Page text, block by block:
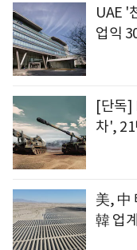
UAE '
업익
[단독]
차',
美, 中
韓 업